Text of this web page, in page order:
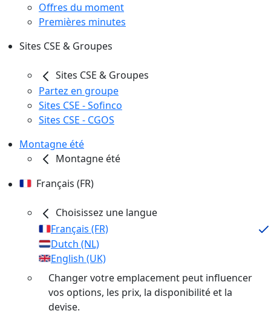
Offres du moment
Premières minutes
Sites CSE & Groupes
Sites CSE & Groupes
Partez en groupe
Sites CSE - Sofinco
Sites CSE - CGOS
Montagne été
Montagne été
Français (FR)
Choisissez une langue
Français (FR)
Dutch (NL)
English (UK)
Changer votre emplacement peut influencer
vos options, les prix, la disponibilité et la
devise.